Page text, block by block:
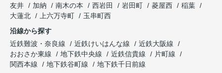
友井
加納 南木の本 西岩田 岩田町 菱屋西
稲葉
大蓮北
上六万寺町
玉串町西
沿線から探す
近鉄難波・奈良線
近鉄けいはんな線
近鉄大阪線
おおさか東線
地下鉄中央線 近鉄信貴線
片町線
関西本線
地下鉄谷町線
地下鉄千日前線